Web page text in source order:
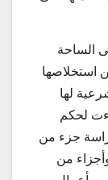
الساحة
استخلاصها
لها
لحكم
جزء من
وأجزاء من